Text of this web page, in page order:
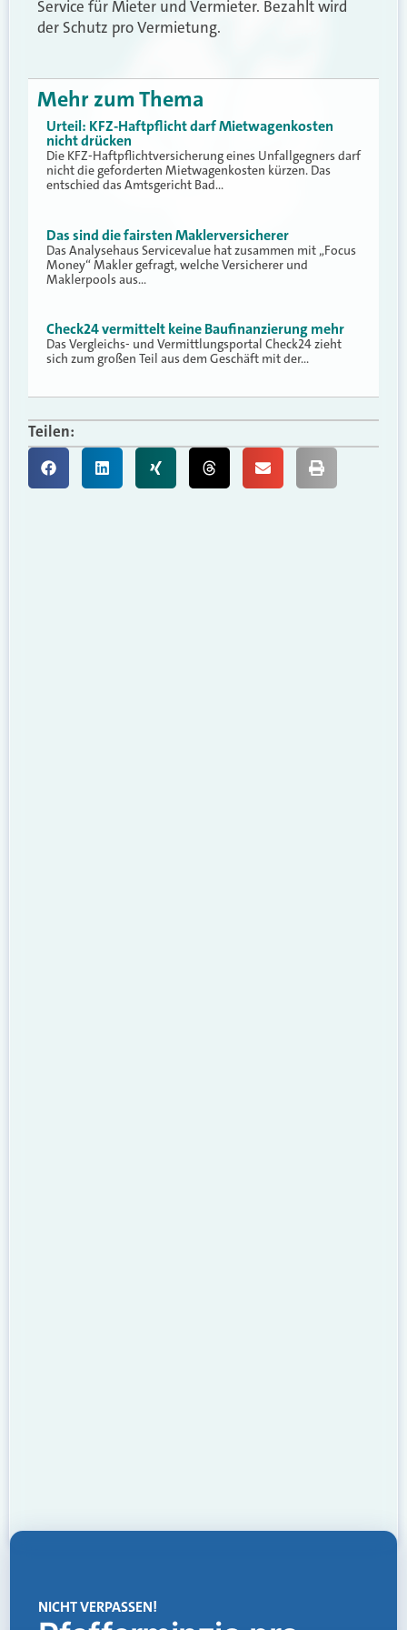
Service für Mieter und Vermieter. Bezahlt wird
der Schutz pro Vermietung.
Mehr zum Thema
Urteil: KFZ-Haftpflicht darf Mietwagenkosten
nicht drücken
Die KFZ-Haftpflichtversicherung eines Unfallgegners darf
nicht die geforderten Mietwagenkosten kürzen. Das
entschied das Amtsgericht Bad…
Das sind die fairsten Maklerversicherer
Das Analysehaus Servicevalue hat zusammen mit „Focus
Money“ Makler gefragt, welche Versicherer und
Maklerpools aus…
Check24 vermittelt keine Baufinanzierung mehr
Das Vergleichs- und Vermittlungsportal Check24 zieht
sich zum großen Teil aus dem Geschäft mit der…
Teilen:
NICHT VERPASSEN!